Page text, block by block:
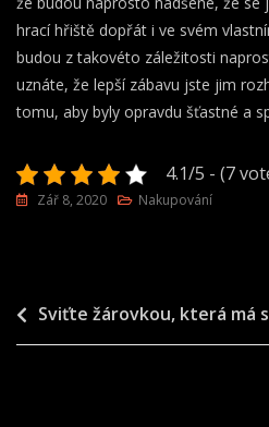
hrací hřiště dopřát i ve svém
budou z takovéto záležitosti
uznáte, že lepší zábavu jste jim
tomu, aby byly opravdu šťastné a
4.1/5 - (7
Zář 8, 2020 Nakupování
Navigace
pro
Sviťte žárovkou, která má